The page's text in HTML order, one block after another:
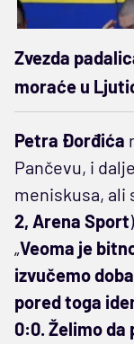
Zvezda
moraće u
Petra Đorđića
Pančevu, i
meniskusa, ali
2, Arena Sport
„Veoma je
izvučemo
pored toga
0:0. Želimo da